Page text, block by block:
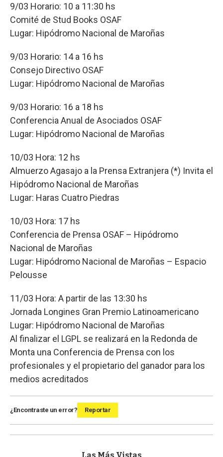
9/03 Horario: 10 a 11:30 hs
Comité de Stud Books OSAF
Lugar: Hipódromo Nacional de Maroñas
9/03 Horario: 14 a 16 hs
Consejo Directivo OSAF
Lugar: Hipódromo Nacional de Maroñas
9/03 Horario: 16 a 18 hs
Conferencia Anual de Asociados OSAF
Lugar: Hipódromo Nacional de Maroñas
10/03 Hora: 12 hs
Almuerzo Agasajo a la Prensa Extranjera (*) Invita el
Hipódromo Nacional de Maroñas
Lugar: Haras Cuatro Piedras
10/03 Hora: 17 hs
Conferencia de Prensa OSAF – Hipódromo
Nacional de Maroñas
Lugar: Hipódromo Nacional de Maroñas – Espacio
Pelousse
11/03 Hora: A partir de las 13:30 hs
Jornada Longines Gran Premio Latinoamericano
Lugar: Hipódromo Nacional de Maroñas
Al finalizar el LGPL se realizará en la Redonda de
Monta una Conferencia de Prensa con los
profesionales y el propietario del ganador para los
medios acreditados
¿Encontraste un error? Reportar